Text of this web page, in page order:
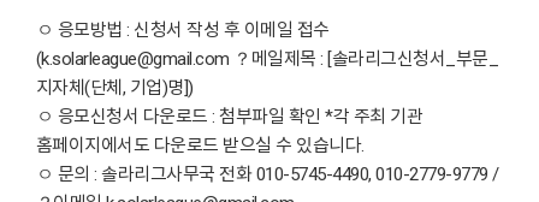
ㅇ 응모방법 : 신청서 작성 후 이메일 접수
(k.solarleague@gmail.com ？메일제목 : [솔라리그신청서_부문_
지자체(단체, 기업)명])
ㅇ 응모신청서 다운로드 : 첨부파일 확인 *각 주최 기관
홈페이지에서도 다운로드 받으실 수 있습니다.
ㅇ 문의 : 솔라리그사무국 전화 010-5745-4490, 010-2779-9779 /